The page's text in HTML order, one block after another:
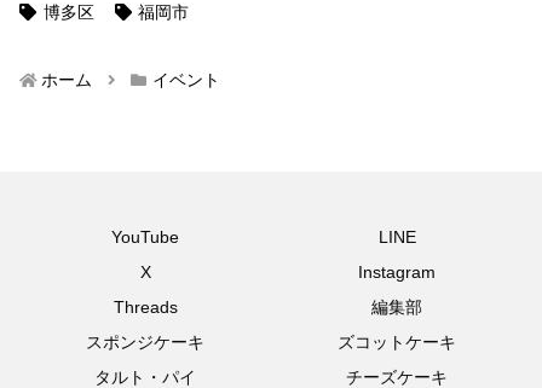
博多区 福岡市
ホーム イベント
YouTube
LINE
X
Instagram
Threads
編集部
スポンジケーキ
ズコットケーキ
タルト・パイ
チーズケーキ